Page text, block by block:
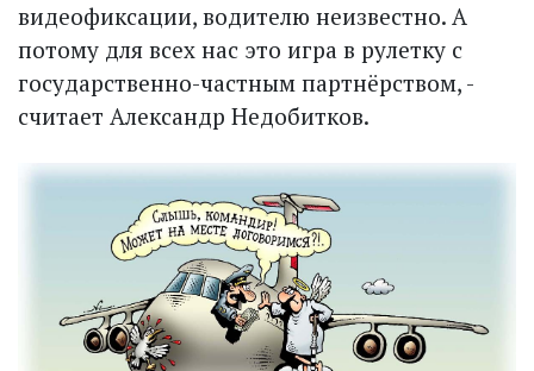
видеофиксации, водителю неизвестно. А
потому для всех нас это игра в рулетку с
государственно-частным парт­нёрством, -
считает Александр Недобитков.